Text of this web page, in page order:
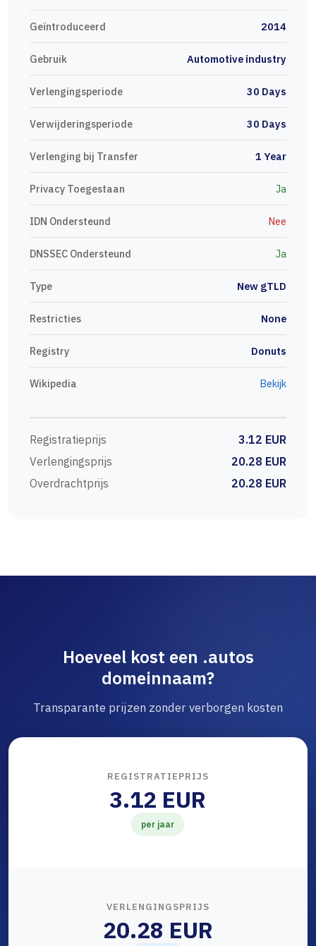
Geïntroduceerd 2014
Gebruik Automotive industry
Verlengingsperiode 30 Days
Verwijderingsperiode 30 Days
Verlenging bij Transfer 1 Year
Privacy Toegestaan Ja
IDN Ondersteund Nee
DNSSEC Ondersteund Ja
Type New gTLD
Restricties None
Registry Donuts
Wikipedia Bekijk
Registratieprijs
3.12 EUR
Verlengingsprijs
20.28 EUR
Overdrachtprijs
20.28 EUR
Hoeveel kost een .autos
domeinnaam?
Transparante prijzen zonder verborgen kosten
REGISTRATIEPRIJS
3.12 EUR
per jaar
VERLENGINGSPRIJS
20.28 EUR